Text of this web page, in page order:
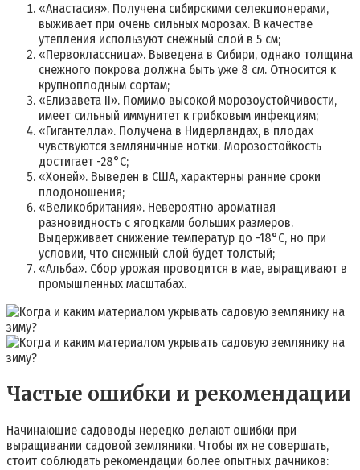
«Анастасия». Получена сибирскими селекционерами,
выживает при очень сильных морозах. В качестве
утепления используют снежный слой в 5 см;
«Первоклассница». Выведена в Сибири, однако толщина
снежного покрова должна быть уже 8 см. Относится к
крупноплодным сортам;
«Елизавета II». Помимо высокой морозоустойчивости,
имеет сильный иммунитет к грибковым инфекциям;
«Гигантелла». Получена в Нидерландах, в плодах
чувствуются земляничные нотки. Морозостойкость
достигает -28°C;
«Хоней». Выведен в США, характерны ранние сроки
плодоношения;
«Великобритания». Невероятно ароматная
разновидность с ягодками больших размеров.
Выдерживает снижение температур до -18°C, но при
условии, что снежный слой будет толстый;
«Альба». Сбор урожая проводится в мае, выращивают в
промышленных масштабах.
Частые ошибки и рекомендации
Начинающие садоводы нередко делают ошибки при
выращивании садовой земляники. Чтобы их не совершать,
стоит соблюдать рекомендации более опытных дачников: